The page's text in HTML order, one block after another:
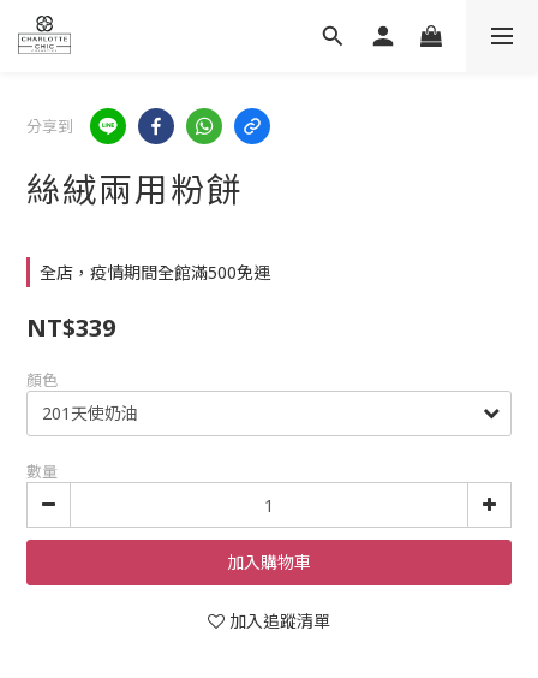
分享到
絲絨兩用粉餅
全店，疫情期間全館滿500免運
NT$339
顏色
數量
加入購物車
加入追蹤清單